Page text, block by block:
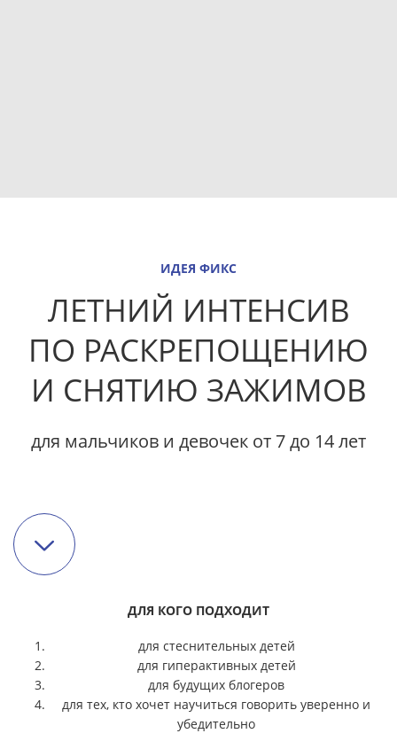
ИДЕЯ ФИКС
ЛЕТНИЙ ИНТЕНСИВ
ПО РАСКРЕПОЩЕНИЮ
И СНЯТИЮ ЗАЖИМОВ
для мальчиков и девочек от 7 до 14 лет
ДЛЯ КОГО ПОДХОДИТ
для стеснительных детей
для гиперактивных детей
для будущих блогеров
для тех, кто хочет научиться говорить уверенно и
убедительно